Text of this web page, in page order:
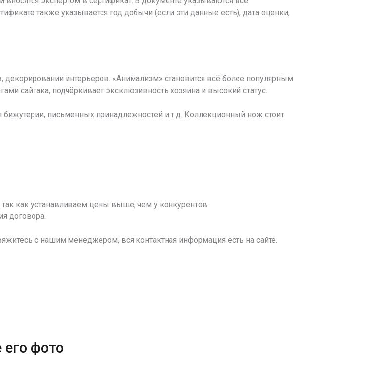
также указывается год добычи (если эти данные есть), дата оценки,
интерьеров. «Анимализм» становится всё более популярным
сайгака, подчёркивает эксклюзивность хозяина и высокий статус.
письменных принадлежностей и т.д. Коллекционный нож стоит
как устанавливаем цены выше, чем у конкурентов.
договора.
с нашим менеджером, вся контактная информация есть на сайте.
фото